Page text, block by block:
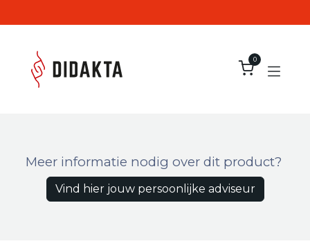
0
Meer informatie nodig over dit product?
Vind hier jouw persoonlijke adviseur